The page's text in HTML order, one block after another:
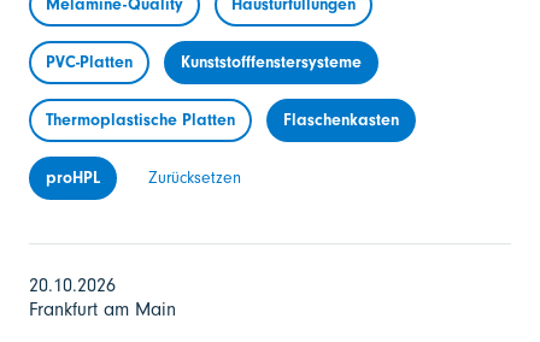
Melamine-Quality Haustürfüllungen
PVC-Platten Kunststofffenstersysteme
Thermoplastische Platten Flaschenkasten
proHPL Zurücksetzen
20.10.2026
Frankfurt am Main